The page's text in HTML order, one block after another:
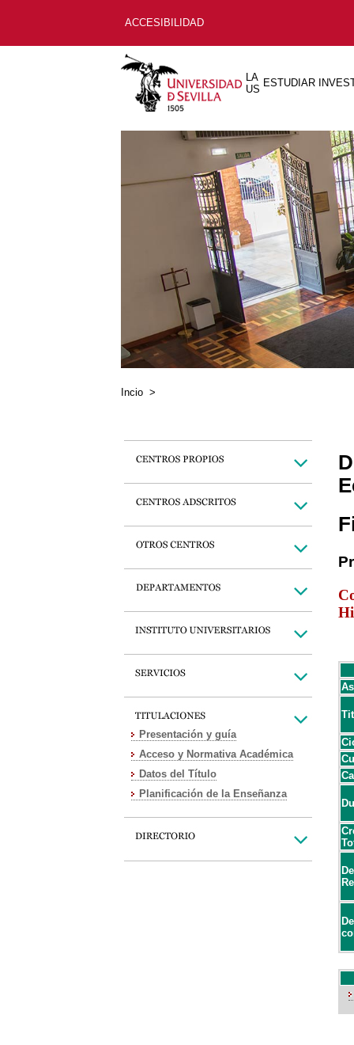
ACCESIBILIDAD
LA
US
ESTUDIAR
Incio >
Presentación y guía
Acceso y Normativa Académica
Datos del Título
Planificación de la Enseñanza